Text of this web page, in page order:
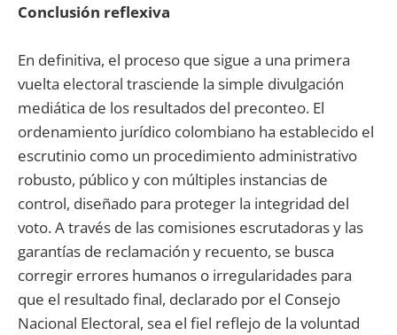
Conclusión reflexiva
En definitiva, el proceso que sigue a una primera
vuelta electoral trasciende la simple divulgación
mediática de los resultados del preconteo. El
ordenamiento jurídico colombiano ha establecido el
escrutinio como un procedimiento administrativo
robusto, público y con múltiples instancias de
control, diseñado para proteger la integridad del
voto. A través de las comisiones escrutadoras y las
garantías de reclamación y recuento, se busca
corregir errores humanos o irregularidades para
que el resultado final, declarado por el Consejo
Nacional Electoral, sea el fiel reflejo de la voluntad